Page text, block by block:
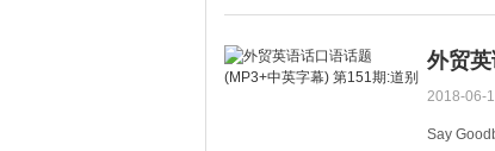
外贸
2018-06-
Say